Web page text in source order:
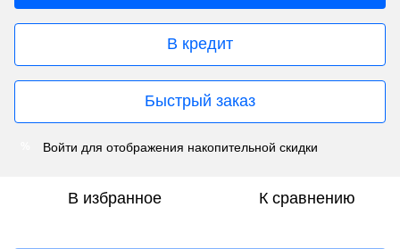
В кредит
Быстрый заказ
Войти для отображения накопительной скидки
В избранное К сравнению